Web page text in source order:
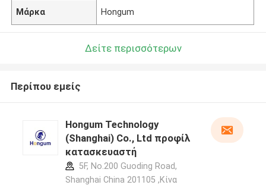
Μάρκα Hongum
Δείτε περισσότερων
Περίπου εμείς
Hongum Technology
(Shanghai) Co., Ltd προφίλ
κατασκευαστή
5F, No.200 Guoding Road,
Shanghai China 201105 ,Κίνα